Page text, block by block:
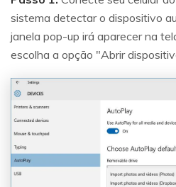
sistema detectar o dispositivo
janela pop-up irá aparecer na
escolha a opção "Abrir